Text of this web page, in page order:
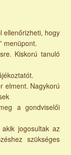
ellenőrizheti, hogy
menüpont.
Kiskorú tanuló
elment. Nagykorú
a gondviselői
jogosultak az
szükséges